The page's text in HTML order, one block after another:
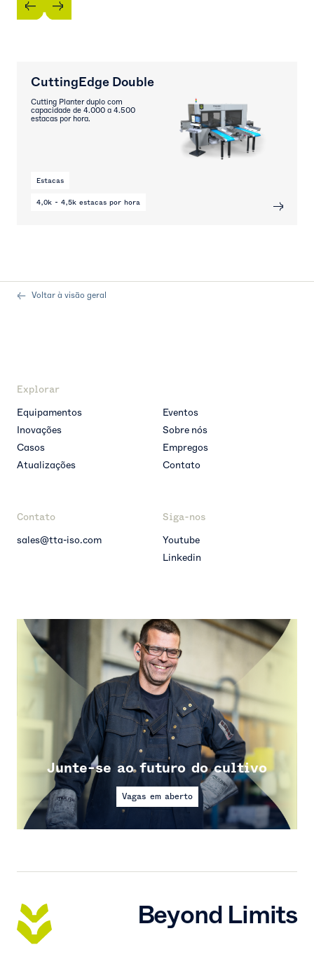
CuttingEdge Double
Cutting Planter duplo com
capacidade de 4.000 a 4.500
estacas por hora.
Estacas
4,0k - 4,5k estacas por hora
Voltar à visão geral
Explorar
Equipamentos
Inovações
Casos
Atualizações
Eventos
Sobre nós
Empregos
Contato
Contato
sales@tta-iso.com
Siga-nos
Youtube
Linkedin
Junte-se ao futuro do cultivo
Vagas em aberto
Beyond Limits